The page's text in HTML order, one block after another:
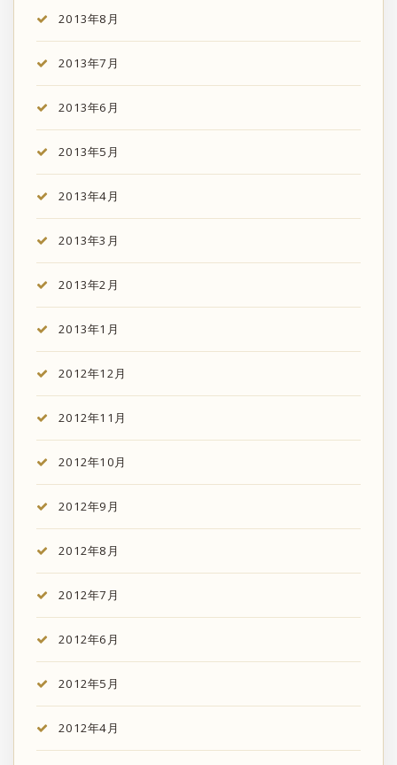
2013年8月
2013年7月
2013年6月
2013年5月
2013年4月
2013年3月
2013年2月
2013年1月
2012年12月
2012年11月
2012年10月
2012年9月
2012年8月
2012年7月
2012年6月
2012年5月
2012年4月